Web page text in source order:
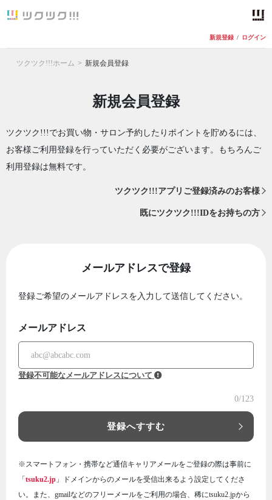
新規登録 / ログイン
ツクツク!!!ホーム 新規会員登録
新規会員登録
ツクツク!!!でお買い物・サロン予約したりポイントを貯めるには、
お客様ご利用登録を行っていただく必要がございます。もちろんご
利用登録は無料です。
ツクツク!!!アプリご登録済みのお客様
既にツクツク!!!IDをお持ちの方
メールアドレスで登録
登録ご希望のメールアドレスを入力して送信してください。
メールアドレス
登録不可能なメールアドレスについて
0/123
登録へすすむ
※スマートフォン・携帯など通信キャリアメールをご登録の際は事前に
「 tsuku2.jp 」ドメインからのメールを受信出来るよう設定してくださ
い。また、gmailなどのフリーメールをご利用の場合、稀にtsuku2.jpから